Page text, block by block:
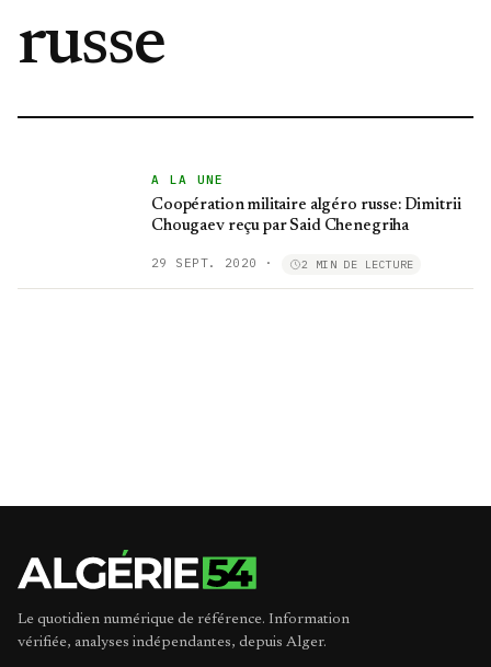
russe
A LA UNE
Coopération militaire algéro russe: Dimitrii
Chougaev reçu par Said Chenegriha
29 SEPT. 2020 · 2 MIN DE LECTURE
Le quotidien numérique de référence. Information
vérifiée, analyses indépendantes, depuis Alger.